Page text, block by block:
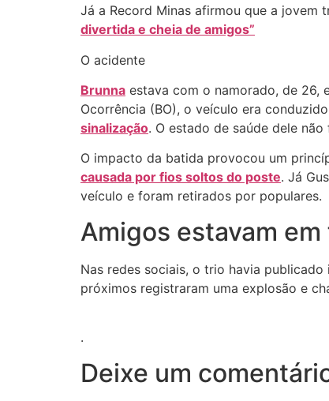
Já a Record Minas afirmou que a jovem
divertida e cheia de amigos”
O acidente
Brunna estava com o namorado, de 26,
Ocorrência (BO), o veículo era
sinalização. O estado de saúde dele
O impacto da batida provocou um
causada por fios soltos do poste. Já
veículo e foram retirados por populares.
Amigos estavam em
Nas redes sociais, o trio havia
próximos registraram uma explosão e
.
Deixe um